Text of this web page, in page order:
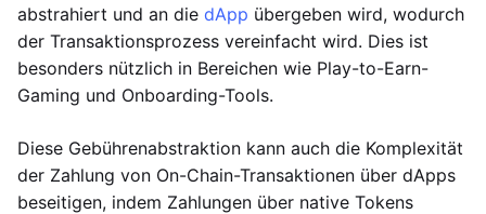
abstrahiert und an die dApp übergeben wird, wodurch
der Transaktionsprozess vereinfacht wird. Dies ist
besonders nützlich in Bereichen wie Play-to-Earn-
Gaming und Onboarding-Tools.
Diese Gebührenabstraktion kann auch die Komplexität
der Zahlung von On-Chain-Transaktionen über dApps
beseitigen, indem Zahlungen über native Tokens